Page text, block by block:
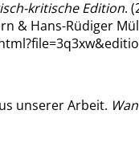
kritische Edition.
& Hans-Rüdiger
unserer Arbeit.